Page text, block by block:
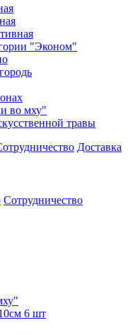
"Эконом"
во мху"
травы
Доставка
Сотрудничество
6 шт